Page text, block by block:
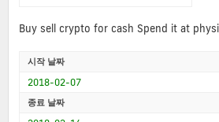
Buy sell crypto for cash Spend it at
시작 날짜
2018-02-07
종료 날짜